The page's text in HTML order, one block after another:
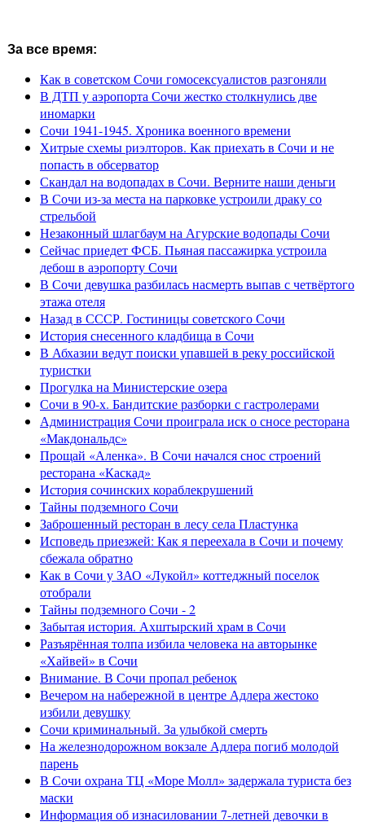
За все время:
Как в советском Сочи гомосексуалистов разгоняли
В ДТП у аэропорта Сочи жестко столкнулись две
иномарки
Сочи 1941-1945. Хроника военного времени
Хитрые схемы риэлторов. Как приехать в Сочи и не
попасть в обсерватор
Скандал на водопадах в Сочи. Верните наши деньги
В Сочи из-за места на парковке устроили драку со
стрельбой
Незаконный шлагбаум на Агурские водопады Сочи
Сейчас приедет ФСБ. Пьяная пассажирка устроила
дебош в аэропорту Сочи
В Сочи девушка разбилась насмерть выпав с четвёртого
этажа отеля
Назад в СССР. Гостиницы советского Сочи
История снесенного кладбища в Сочи
В Абхазии ведут поиски упавшей в реку российской
туристки
Прогулка на Министерские озера
Сочи в 90-х. Бандитские разборки с гастролерами
Администрация Сочи проиграла иск о сносе ресторана
«Макдональдс»
Прощай «Аленка». В Сочи начался снос строений
ресторана «Каскад»
История сочинских кораблекрушений
Тайны подземного Сочи
Заброшенный ресторан в лесу села Пластунка
Исповедь приезжей: Как я переехала в Сочи и почему
сбежала обратно
Как в Сочи у ЗАО «Лукойл» коттеджный поселок
отобрали
Тайны подземного Сочи - 2
Забытая история. Ахштырский храм в Сочи
Разъярённая толпа избила человека на авторынке
«Хайвей» в Сочи
Внимание. В Сочи пропал ребенок
Вечером на набережной в центре Адлера жестоко
избили девушку
Сочи криминальный. За улыбкой смерть
На железнодорожном вокзале Адлера погиб молодой
парень
В Сочи охрана ТЦ «Море Молл» задержала туриста без
маски
Информация об изнасиловании 7-летней девочки в